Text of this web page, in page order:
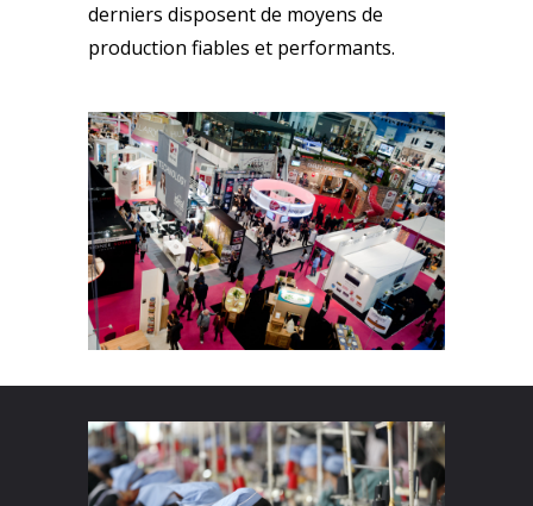
derniers disposent de moyens de
production fiables et performants.